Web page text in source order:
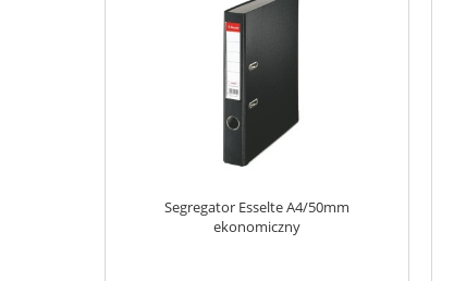
Segregator Esselte A4/50mm
ekonomiczny